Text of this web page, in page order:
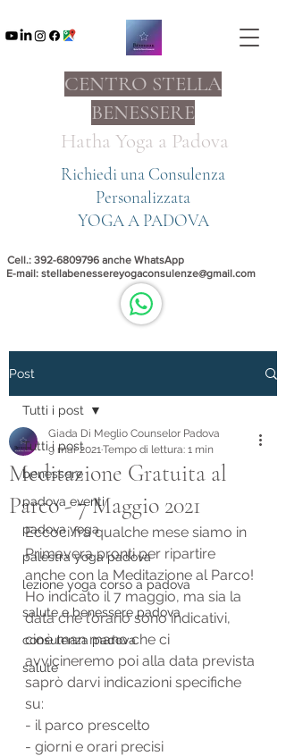
Cell.: 392-6809796 anche WhatsApp
E-mail: stellabenessereyogaconsulenze@gmail.com
CENTRO STELLA
BENESSERE
Hatha Yoga a Padova
Richiedi una Consulenza
Personalizzata
YOGA A PADOVA
Post
Tutti i post
benessere
padova eventi
padova yoga
palestra yoga padova
lezione yoga corso a padova
salute e benessere padova
consulenza padova
salute
Tutti i post
Meditazione Gratuita al
Parco - 7 Maggio 2021
Giada Di Meglio Counselor Padova
9 mar 2021Tempo di lettura: 1 min
Eccoci fra qualche mese siamo in
Primavera pronti per ripartire
anche con la Meditazione al Parco!
Ho indicato il 7 maggio, ma sia la
data che l'orario sono indicativi,
cioè man mano che ci
avvicineremo poi alla data prevista
saprò darvi indicazioni specifiche
su:
- il parco prescelto
- giorni e orari precisi